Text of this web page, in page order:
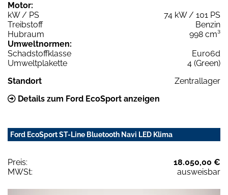
Motor:
kW / PS
74 kW / 101 PS
Treibstoff
Benzin
Hubraum
998 cm³
Umweltnormen:
Schadstoffklasse
Euro6d
Umweltplakette
4 (Green)
Standort
Zentrallager
Details zum Ford EcoSport anzeigen
Ford EcoSport ST-Line Bluetooth Navi LED Klima
Preis:
18.050,00 €
MWSt:
ausweisbar